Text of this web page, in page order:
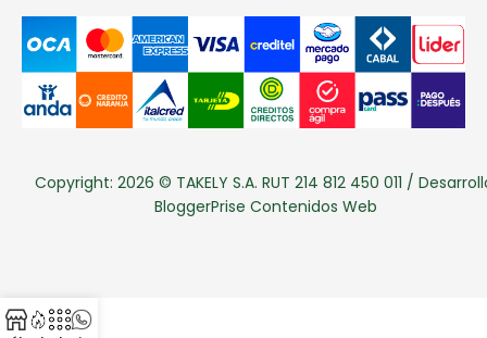
Copyright: 2026 © TAKELY S.A. RUT 214 812 450 011 /
BloggerPrise Contenidos Web